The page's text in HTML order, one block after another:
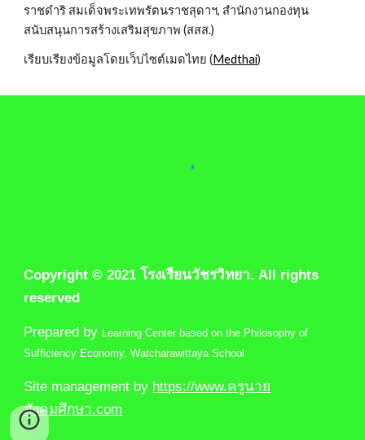
ราชดำริ สมเด็จพระเทพรัตนราชสุดาฯ, สำนักงานกองทุน
สนับสนุนการสร้างเสริมสุขภาพ (สสส.)
เรียบเรียงข้อมูลโดยเว็บไซต์เมดไทย (Medthai)
Copyright © 2021 โรงเรียนวัชรวิทยา. All rights
reserved
Prepared by Learning Center based on the Philosophy of
Sufficiency Economy, Watcharawittaya School
Site management by https://www.ครูนาย
สังคมศึกษา.com